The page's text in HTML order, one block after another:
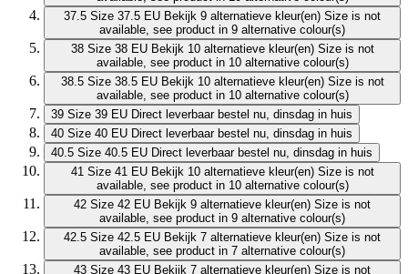
37.5 Size 37.5 EU Bekijk 9 alternatieve kleur(en) Size is not
available, see product in 9 alternative colour(s)
38 Size 38 EU Bekijk 10 alternatieve kleur(en) Size is not
available, see product in 10 alternative colour(s)
38.5 Size 38.5 EU Bekijk 10 alternatieve kleur(en) Size is not
available, see product in 10 alternative colour(s)
39 Size 39 EU Direct leverbaar bestel nu, dinsdag in huis
40 Size 40 EU Direct leverbaar bestel nu, dinsdag in huis
40.5 Size 40.5 EU Direct leverbaar bestel nu, dinsdag in huis
41 Size 41 EU Bekijk 10 alternatieve kleur(en) Size is not
available, see product in 10 alternative colour(s)
42 Size 42 EU Bekijk 9 alternatieve kleur(en) Size is not
available, see product in 9 alternative colour(s)
42.5 Size 42.5 EU Bekijk 7 alternatieve kleur(en) Size is not
available, see product in 7 alternative colour(s)
43 Size 43 EU Bekijk 7 alternatieve kleur(en) Size is not